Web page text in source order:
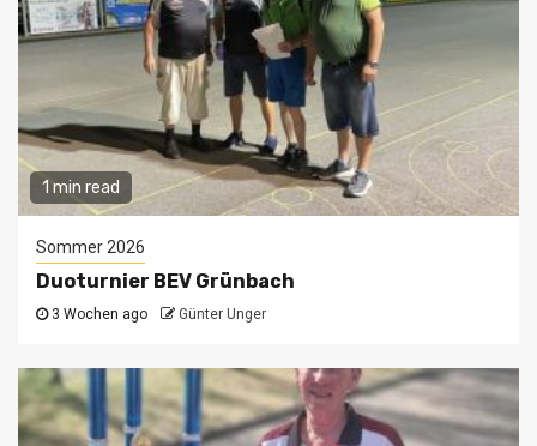
1 min read
Sommer 2026
Duoturnier BEV Grünbach
3 Wochen ago Günter Unger